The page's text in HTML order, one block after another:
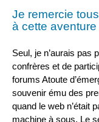
Je remercie
à cette aventure
Seul, je n’aurais pas
confrères et de
forums Atoute
souvenir ému des
quand le web n’était
machine à sous. Le